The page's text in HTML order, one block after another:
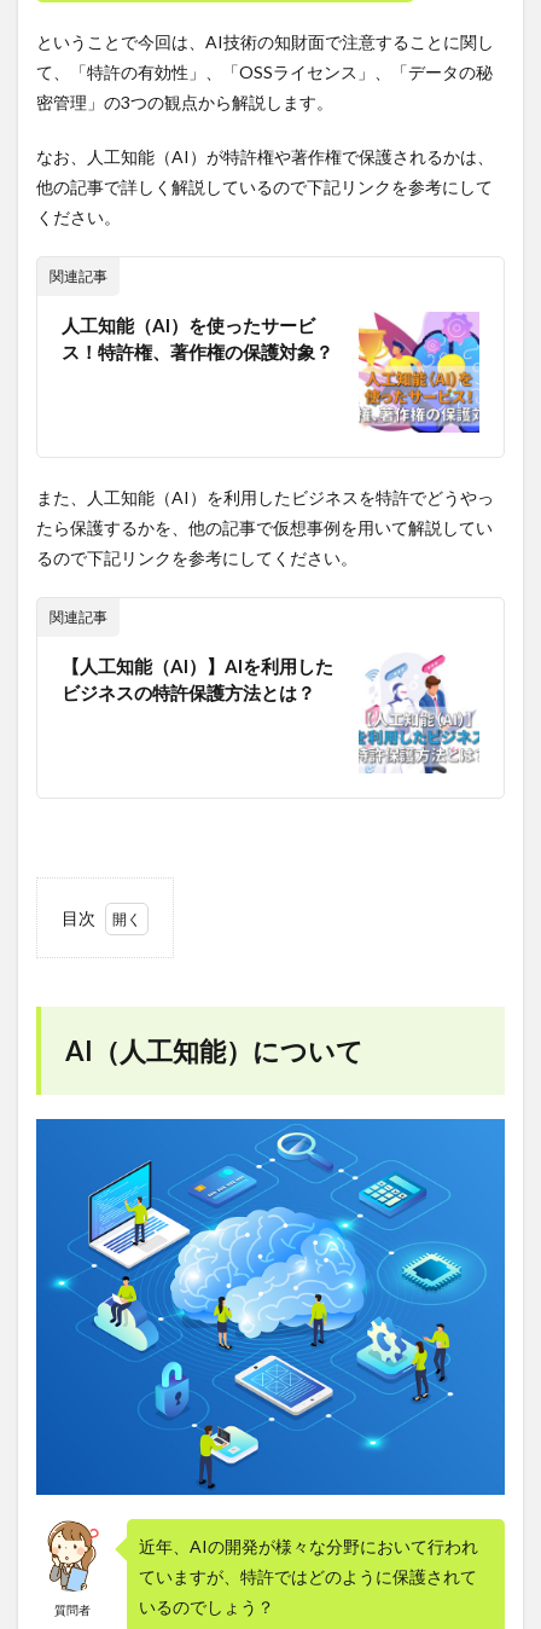
ということで今回は、AI技術の知財面で注意することに関し
て、「特許の有効性」、「OSSライセンス」、「データの秘
密管理」の3つの観点から解説します。
なお、人工知能（AI）が特許権や著作権で保護されるかは、
他の記事で詳しく解説しているので下記リンクを参考にして
ください。
関連記事
人工知能（AI）を使ったサービ
ス！特許権、著作権の保護対象？
また、人工知能（AI）を利用したビジネスを特許でどうやっ
たら保護するかを、他の記事で仮想事例を用いて解説してい
るので下記リンクを参考にしてください。
関連記事
【人工知能（AI）】AIを利用した
ビジネスの特許保護方法とは？
目次
につ
いて
2
AI特
2.1
AIの
アル
ゴリ
ズム
自体
に特
な用
途に
使用
する
発明
AI（人工知能）について
質問者
近年、AIの開発が様々な分野において行われ
ていますが、特許ではどのように保護されて
いるのでしょう？